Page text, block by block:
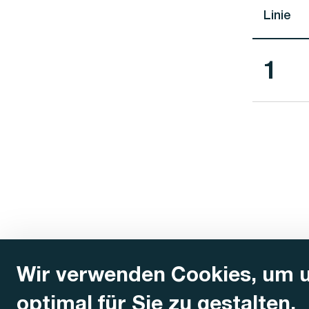
Wir verwenden Cookies, um
optimal für Sie zu gestalten.
Linie
Linie
1